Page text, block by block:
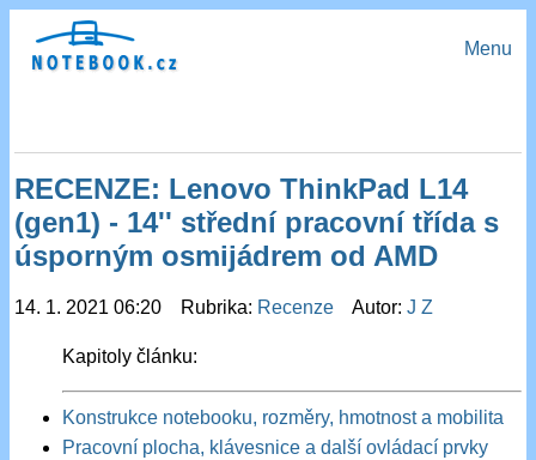
Menu
RECENZE: Lenovo ThinkPad L14
(gen1) - 14'' střední pracovní třída s
úsporným osmijádrem od AMD
14. 1. 2021 06:20 Rubrika: Recenze Autor:J Z
Kapitoly článku:
Konstrukce notebooku, rozměry, hmotnost a mobilita
Pracovní plocha, klávesnice a další ovládací prvky